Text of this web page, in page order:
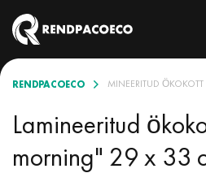
RENDPACOECO
KOTID VALIKUS LAMINEERITUD
Lamineeritud
morning" 29 x 33